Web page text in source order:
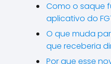
Como o saque
aplicativo do
O que muda
que receberia
Por que esse